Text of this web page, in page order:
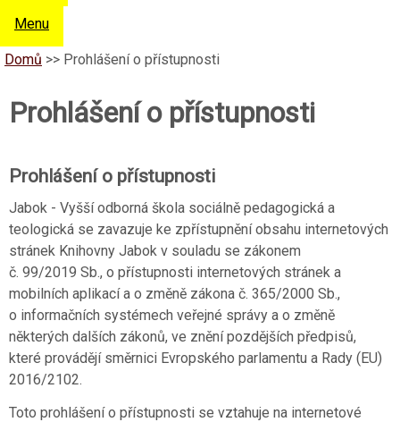
Menu
Domů >> Prohlášení o přístupnosti
Prohlášení o přístupnosti
Prohlášení o přístupnosti
Jabok - Vyšší odborná škola sociálně pedagogická a
teologická se zavazuje ke zpřístupnění obsahu internetových
stránek Knihovny Jabok v souladu se zákonem
č. 99/2019 Sb., o přístupnosti internetových stránek a
mobilních aplikací a o změně zákona č. 365/2000 Sb.,
o informačních systémech veřejné správy a o změně
některých dalších zákonů, ve znění pozdějších předpisů,
které provádějí směrnici Evropského parlamentu a Rady (EU)
2016/2102.
Toto prohlášení o přístupnosti se vztahuje na internetové